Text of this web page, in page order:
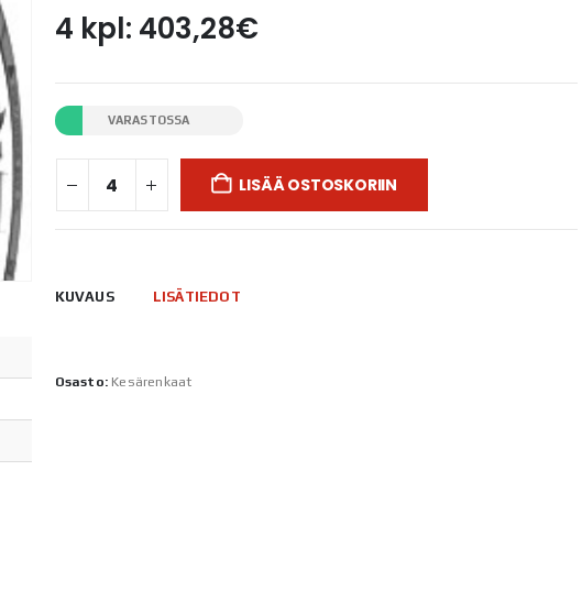
4 kpl: 403,28€
VARASTOSSA
LISÄÄ OSTOSKORIIN
KUVAUS LISÄTIEDOT
Osasto: Kesärenkaat